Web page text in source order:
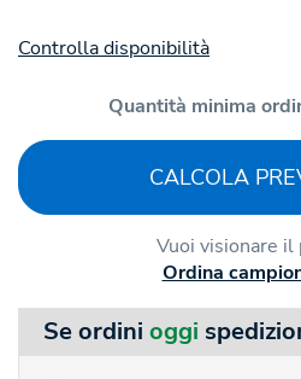
Controlla disponibilità
Quantità minima
CALCOLA
Vuoi visionare il
Ordina
Se ordini oggi